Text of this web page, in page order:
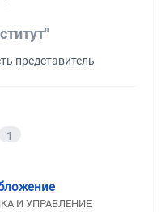
представитель
1
И УПРАВЛЕНИЕ